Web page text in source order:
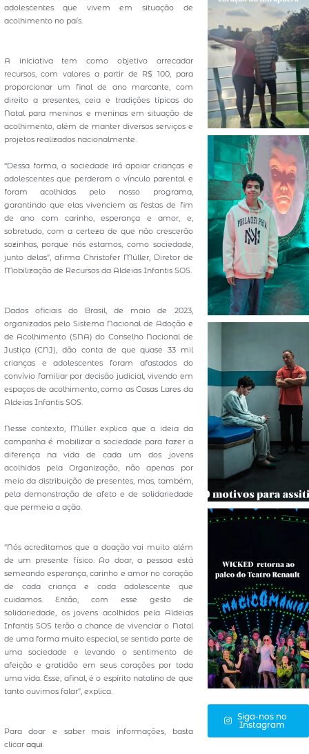
adolescentes que vivem em situação de
acolhimento no país.
A iniciativa tem como objetivo arrecadar
recursos, com valores a partir de R$ 100, para
proporcionar um final de ano marcante, com
direito a presentes, ceia e tradições típicas do
Natal para meninos e meninas em situação de
acolhimento, além de manter diversos serviços e
projetos realizados nacionalmente.
“Dessa forma, a sociedade irá apoiar crianças e
adolescentes que perderam o vínculo parental e
foram acolhidas pelo nosso programa,
garantindo que elas vivenciem as festas de fim
de ano com carinho, esperança e amor, e,
sobretudo, com a certeza de que não crescerão
sozinhas, porque nós estamos, como sociedade,
junto delas”, afirma Christofer Müller, Diretor de
Mobilização de Recursos da Aldeias Infantis SOS.
Dados oficiais do Brasil, de maio de 2023,
organizados pelo Sistema Nacional de Adoção e
de Acolhimento (SNA) do Conselho Nacional de
Justiça (CNJ), dão conta de que quase 33 mil
crianças e adolescentes foram afastados do
convívio familiar por decisão judicial, vivendo em
espaços de acolhimento, como as Casas Lares da
Aldeias Infantis SOS.
Nesse contexto, Müller explica que a ideia da
campanha é mobilizar a sociedade para fazer a
diferença na vida de cada um dos jovens
acolhidos pela Organização, não apenas por
meio da distribuição de presentes, mas, também,
pela demonstração de afeto e de solidariedade
que permeia a ação.
“Nós acreditamos que a doação vai muito além
de um presente físico. Ao doar, a pessoa está
semeando esperança, carinho e amor no coração
de cada criança e cada adolescente que
cuidamos. Então, com esse gesto de
solidariedade, os jovens acolhidos pela Aldeias
Infantis SOS terão a chance de vivenciar o Natal
de uma forma muito especial, se sentido parte de
uma sociedade e levando o sentimento de
afeição e gratidão em seus corações por toda
uma vida. Esse, afinal, é o espírito natalino de que
tanto ouvimos falar”, explica.
Para doar e saber mais informações, basta
clicar aqui
Siga-nos no
Instagram